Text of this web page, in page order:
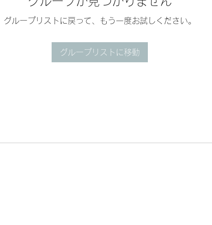
グループリストに戻って、もう一度お試しください。
グループリストに移動